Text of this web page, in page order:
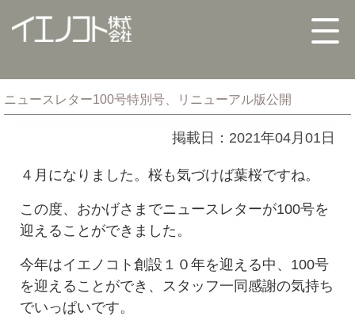
ニュースレター100号特別号、リニューアル版公開
掲載日：2021年04月01日
４月になりました。桜も気づけば葉桜ですね。
この度、おかげさまでニュースレターが100号を
迎えることができました。
今年はイエノコト創設１０年を迎える中、100号
を迎えることができ、スタッフ一同感謝の気持ち
でいっぱいです。